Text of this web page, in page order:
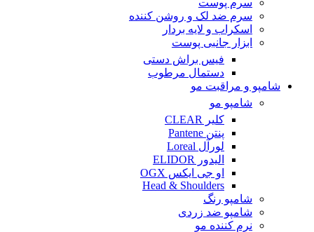
سرم پوست
سرم ضد لک و روشن کننده
اسکراب و لایه بردار
ابزار جانبی پوست
فیس براش دستی
دستمال مرطوب
شامپو و مراقبت مو
شامپو مو
کلیر CLEAR
پنتن Pantene
لورآل Loreal
الیدور ELIDOR
او جی ایکس OGX
Head & Shoulders
شامپو رنگ
شامپو ضد زردی
نرم کننده مو